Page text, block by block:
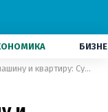
Можно купить машину и квартиру: Суркис шокировал премиальными Динамо за чемпионство